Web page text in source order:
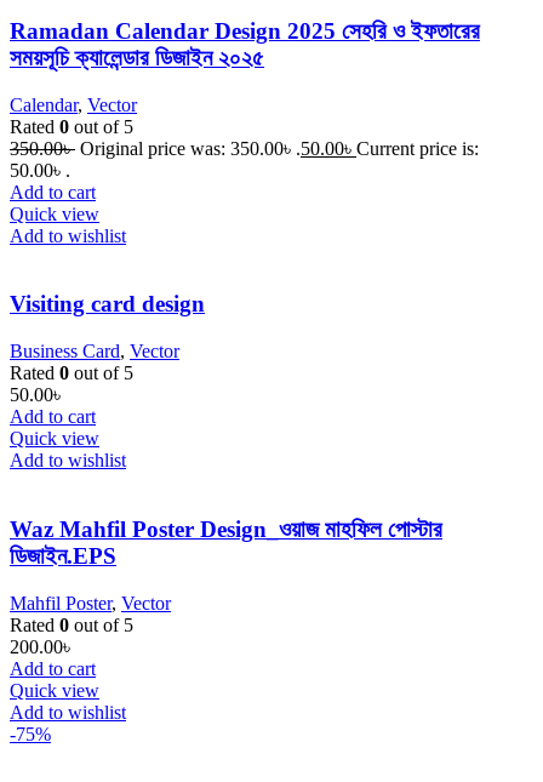
Ramadan Calendar Design 2025 সেহরি ও ইফতারের
সময়সূচি ক্যালেন্ডার ডিজাইন ২০২৫
Calendar, Vector
Rated 0 out of 5
350.00৳ Original price was: 350.00৳ .50.00৳ Current price is:
50.00৳ .
Add to cart
Quick view
Add to wishlist
Visiting card design
Business Card, Vector
Rated 0 out of 5
50.00৳
Add to cart
Quick view
Add to wishlist
Waz Mahfil Poster Design_ওয়াজ মাহফিল পোস্টার
ডিজাইন.EPS
Mahfil Poster, Vector
Rated 0 out of 5
200.00৳
Add to cart
Quick view
Add to wishlist
-75%